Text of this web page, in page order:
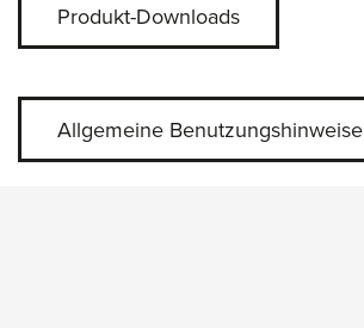
Produkt-Downloads
Allgemeine Benutzungshinweise